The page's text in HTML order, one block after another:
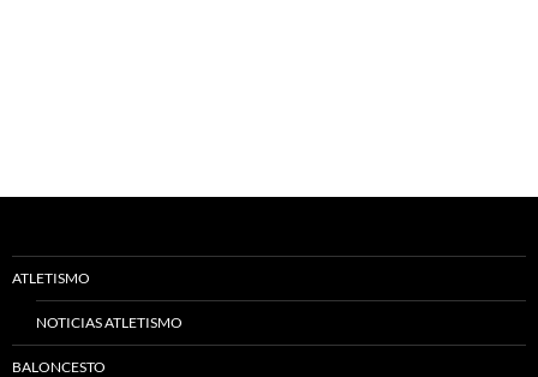
ATLETISMO
NOTICIAS ATLETISMO
BALONCESTO